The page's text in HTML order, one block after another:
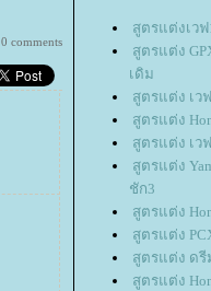
0 comments
สูตรแต่งเวฟ
สูตรแต่ง
เดิม
สูตรแต่ง เว
สูตรแต่ง
สูตรแต่ง เว
สูตรแต่ง
ชัก3
สูตรแต่ง
สูตรแต่ง
สูตรแต่ง ดรี
สูตรแต่ง